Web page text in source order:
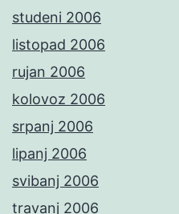
studeni 2006
listopad 2006
rujan 2006
kolovoz 2006
srpanj 2006
lipanj 2006
svibanj 2006
travanj 2006